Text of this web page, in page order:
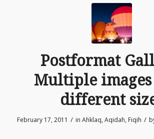
Postformat
Multiple
different
February 17, 2011 / inAhklaq,Aqidah, Fiqih /